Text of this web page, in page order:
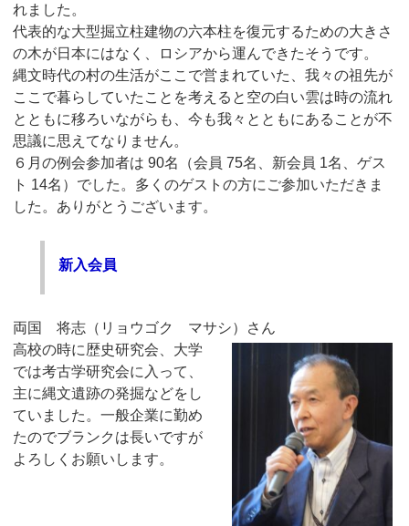
れました。
代表的な大型掘立柱建物の六本柱を復元するための大きさ
の木が日本にはなく、ロシアから運んできたそうです。
縄文時代の村の生活がここで営まれていた、我々の祖先が
ここで暮らしていたことを考えると空の白い雲は時の流れ
とともに移ろいながらも、今も我々とともにあることが不
思議に思えてなりません。
６月の例会参加者は 90名（会員 75名、新会員 1名、ゲス
ト 14名）でした。多くのゲストの方にご参加いただきま
した。ありがとうございます。
新入会員
両国 将志（リョウゴク マサシ）さん
高校の時に歴史研究会、大学
では考古学研究会に入って、
主に縄文遺跡の発掘などをし
ていました。一般企業に勤め
たのでブランクは長いですが
よろしくお願いします。